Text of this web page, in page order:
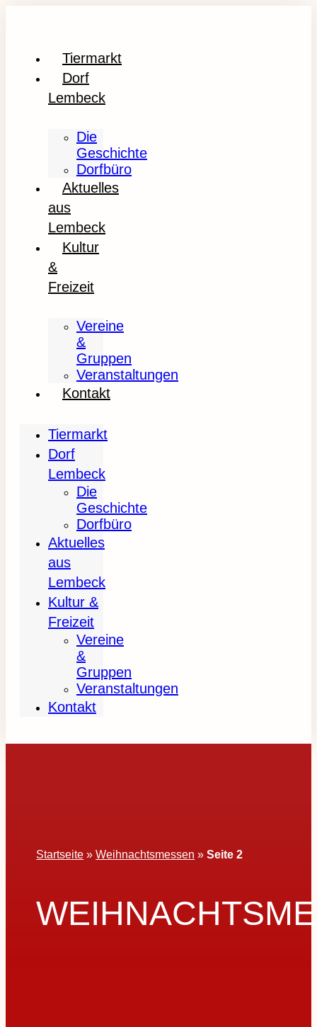
Tiermarkt
Dorf
Lembeck
Die
Geschichte
Dorfbüro
Aktuelles
aus
Lembeck
Kultur
&
Freizeit
Vereine
&
Gruppen
Veranstaltungen
Kontakt
Tiermarkt
Dorf
Lembeck
Die
Geschichte
Dorfbüro
Aktuelles
aus
Lembeck
Kultur &
Freizeit
Vereine
&
Gruppen
Veranstaltungen
Kontakt
Startseite »Weihnachtsmessen »Seite 2